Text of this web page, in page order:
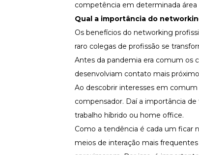
competência em determinada
Qual a importância do
Os benefícios do networking
raro colegas de profissão se
Antes da pandemia era comum os
desenvolviam contato mais
Ao descobrir interesses em
compensador. Daí a importância
trabalho híbrido ou home office.
Como a tendência é cada um ficar
meios de interação mais